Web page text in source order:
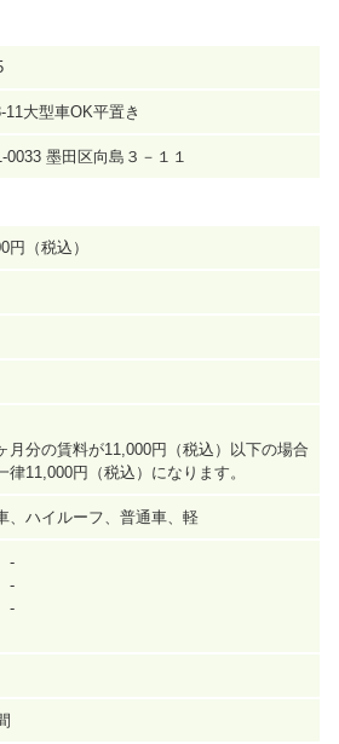
11大型車OK平置き
0033 墨田区向島３－１１
円（税込）
月分の賃料が11,000円（税込）以下の場合
律11,000円（税込）になります。
、ハイルーフ、普通車、軽
-
-
-